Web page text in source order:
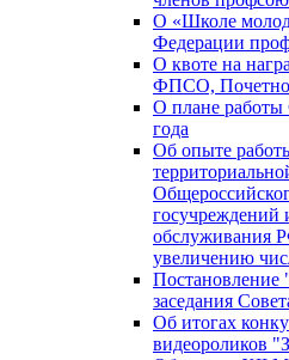
О «Школе
Федерации
О квоте на
ФПСО,
О плане
года
Об опыте
госучреждений
обслуживания
увеличению
Постановление
заседания
Об итогах
видеороликов